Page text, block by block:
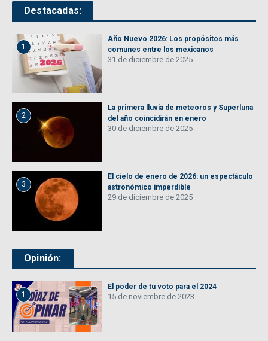
Destacadas:
1
Año Nuevo 2026: Los propósitos más
comunes entre los mexicanos
31 de diciembre de 2025
2
La primera lluvia de meteoros y Superluna
del año coincidirán en enero
30 de diciembre de 2025
3
El cielo de enero de 2026: un espectáculo
astronómico imperdible
29 de diciembre de 2025
Opinión:
1
El poder de tu voto para el 2024
15 de noviembre de 2023